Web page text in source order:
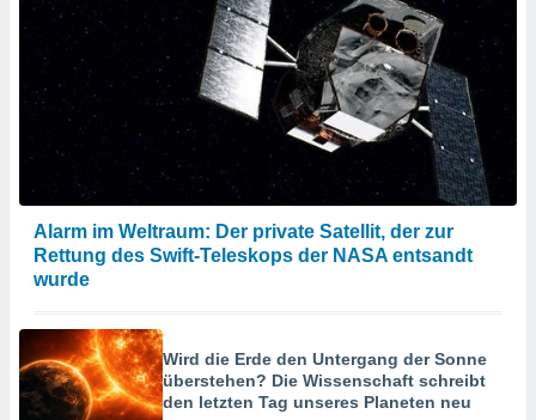
Alarm im Weltraum: Der private Satellit, der zur
Rettung des Swift-Teleskops der NASA entsandt
wurde
Wird die Erde den Untergang der Sonne
überstehen? Die Wissenschaft schreibt
den letzten Tag unseres Planeten neu